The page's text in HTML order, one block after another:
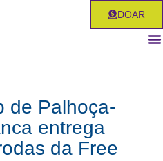
DOAR
de Palhoça-
entrega
da Free